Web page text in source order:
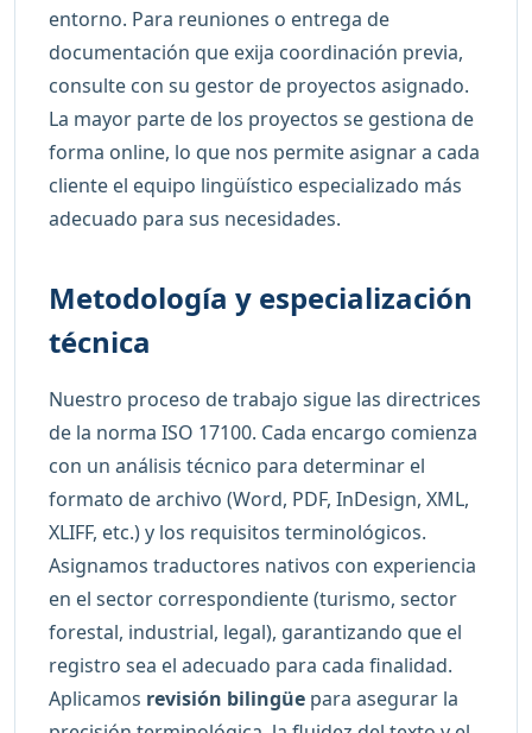
entorno. Para reuniones o entrega de
documentación que exija coordinación previa,
consulte con su gestor de proyectos asignado.
La mayor parte de los proyectos se gestiona de
forma online, lo que nos permite asignar a cada
cliente el equipo lingüístico especializado más
adecuado para sus necesidades.
Metodología y especialización
técnica
Nuestro proceso de trabajo sigue las directrices
de la norma ISO 17100. Cada encargo comienza
con un análisis técnico para determinar el
formato de archivo (Word, PDF, InDesign, XML,
XLIFF, etc.) y los requisitos terminológicos.
Asignamos traductores nativos con experiencia
en el sector correspondiente (turismo, sector
forestal, industrial, legal), garantizando que el
registro sea el adecuado para cada finalidad.
Aplicamos revisión bilingüe para asegurar la